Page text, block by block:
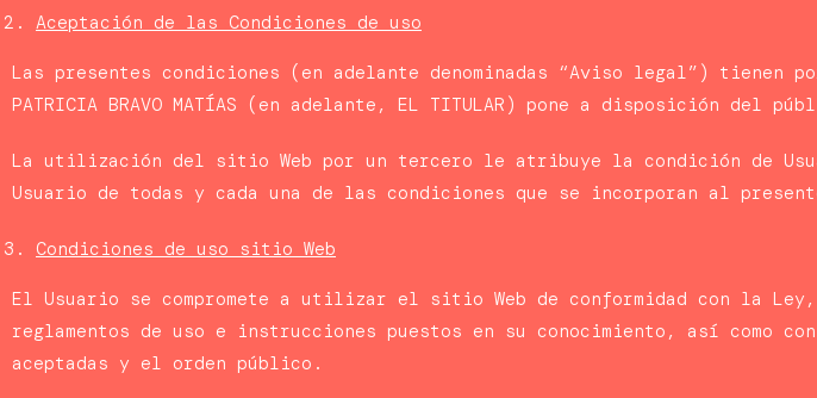
Aceptación de las Condiciones de uso
Las presentes condiciones (en adelante denominadas “Aviso legal”) tienen
PATRICIA BRAVO MATÍAS (en adelante, EL TITULAR) pone a disposición del
La utilización del sitio Web por un tercero le atribuye la condición de
Usuario de todas y cada una de las condiciones que se incorporan al
Condiciones de uso sitio Web
El Usuario se compromete a utilizar el sitio Web de conformidad con la
reglamentos de uso e instrucciones puestos en su conocimiento, así como
aceptadas y el orden público.